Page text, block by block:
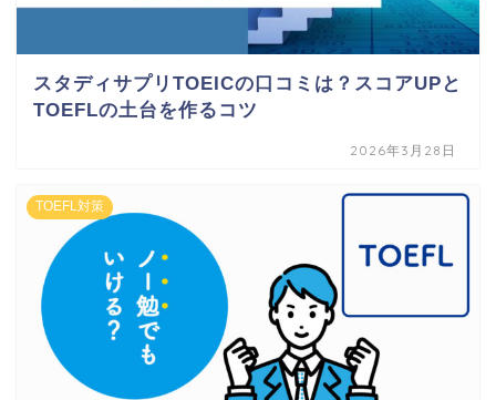
スタディサプリTOEICの口コミは？スコアUPと
TOEFLの土台を作るコツ
2026年3月28日
TOEFL対策